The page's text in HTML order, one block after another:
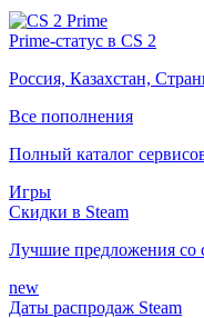
Prime-статус в CS 2
Россия, Казахстан,
Все пополнения
Полный каталог
Игры
Скидки в Steam
Лучшие предложения со
new
Даты распродаж Steam